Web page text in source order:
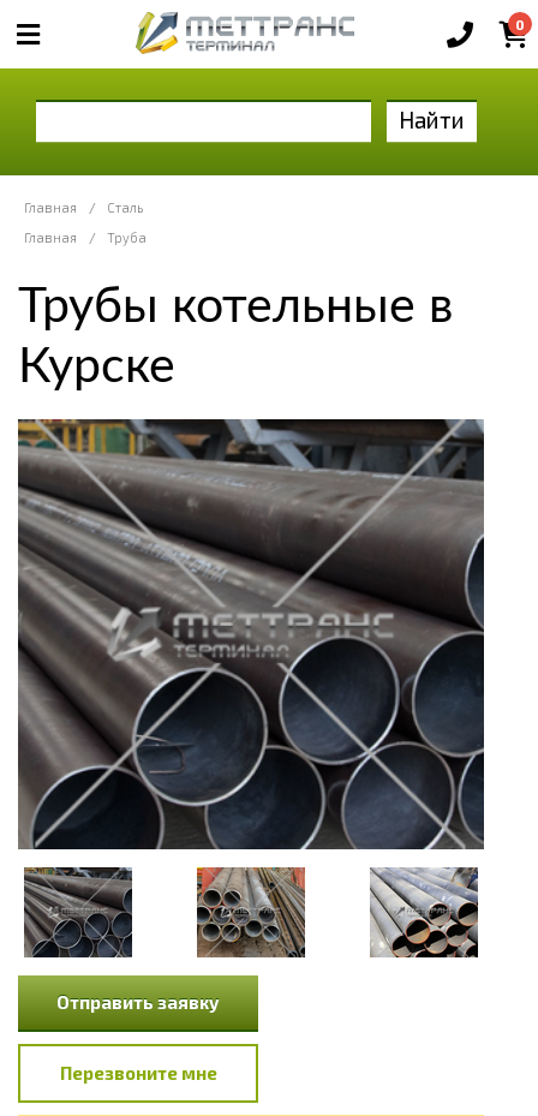
0
Найти
Главная /
Сталь
Главная
/ Труба
Трубы котельные в
Курске
Отправить заявку
Перезвоните мне